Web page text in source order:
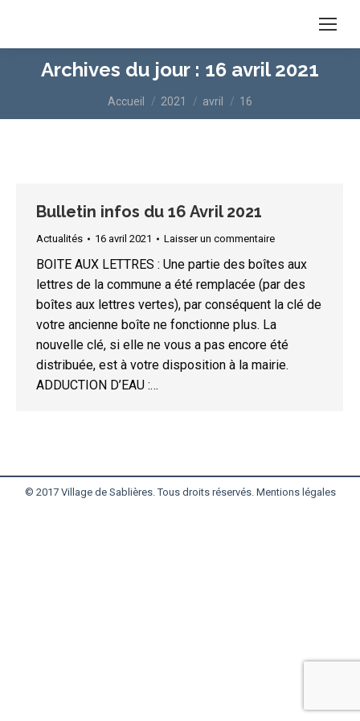
Archives du jour : 16 avril 2021
Vous êtes ici :
Accueil 2021 avril 16
Bulletin infos du 16 Avril 2021
Actualités 16 avril 2021 Laisser un commentaire
BOITE AUX LETTRES : Une partie des boîtes aux
lettres de la commune a été remplacée (par des
boîtes aux lettres vertes), par conséquent la clé de
votre ancienne boîte ne fonctionne plus. La
nouvelle clé, si elle ne vous a pas encore été
distribuée, est à votre disposition à la mairie.
ADDUCTION D’EAU :…
© 2017 Village de Sablières. Tous droits réservés. Mentions légales